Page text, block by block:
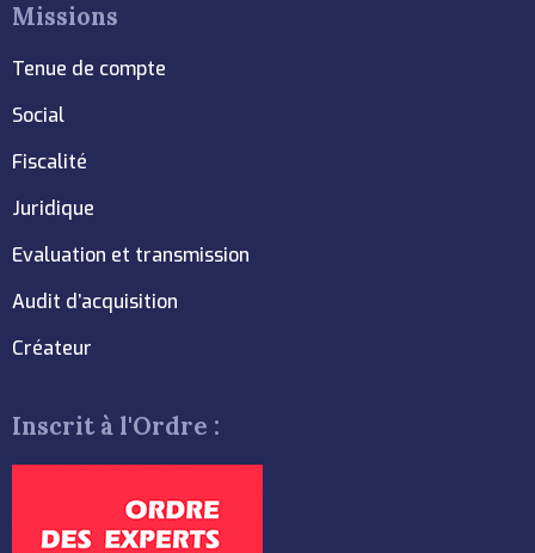
Missions
Tenue de compte
Social
Fiscalité
Juridique
Evaluation et transmission
Audit d’acquisition
Créateur
Inscrit à l'Ordre :